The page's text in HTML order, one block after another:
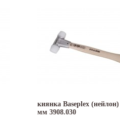
киянка Baseplex (нейлон)
мм 3908.030